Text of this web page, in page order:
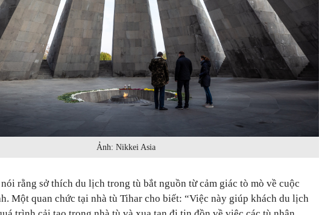
Ảnh: Nikkei Asia
rằng sở thích du lịch trong tù bắt nguồn từ cảm giác tò mò về cuộc
Một quan chức tại nhà tù Tihar cho biết: “Việc này giúp khách du lịch